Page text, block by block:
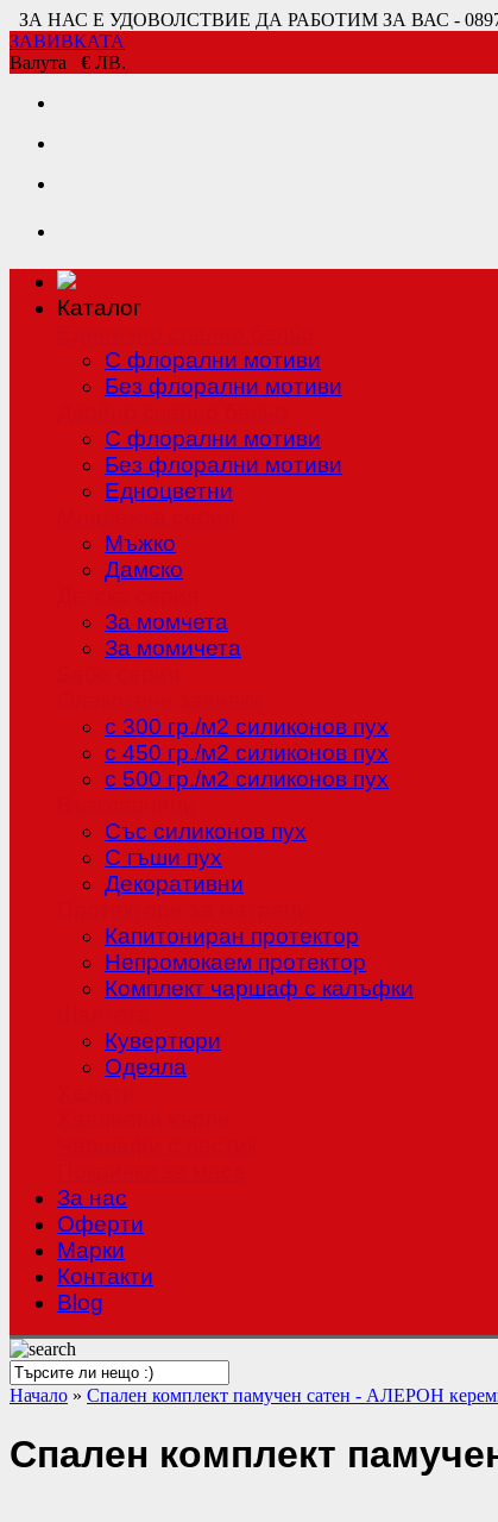
ЗА НАС Е УДОВОЛСТВИЕ ДА РАБОТИМ ЗА ВАС - 0897
ЗАВИВКАТА
Валута € ЛВ.
Каталог
С флорални мотиви
Без флорални мотиви
С флорални мотиви
Без флорални мотиви
Едноцветни
Мъжко
Дамско
За момчета
За момичета
с 300 гр./м2 силиконов пух
с 450 гр./м2 силиконов пух
с 500 гр./м2 силиконов пух
Със силиконов пух
С гъши пух
Декоративни
Капитониран протектор
Непромокаем протектор
Комплект чаршаф с калъфки
Кувертюри
Одеяла
За нас
Оферти
Mарки
Контакти
Blog
Начало » Спален комплект памучен сатен - АЛЕРОН
Спален комплект